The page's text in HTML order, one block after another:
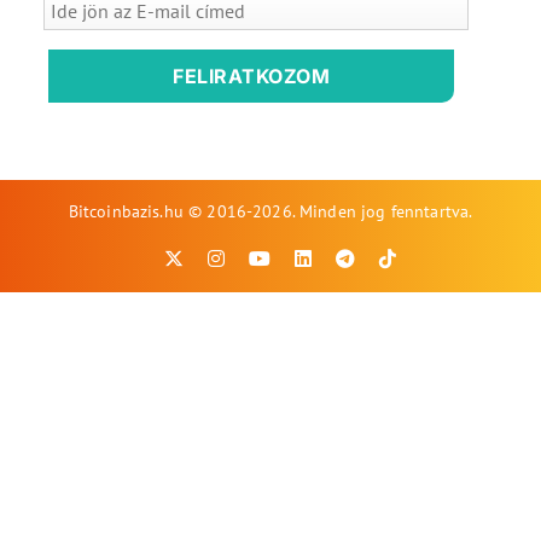
FELIRATKOZOM
Bitcoinbazis.hu © 2016-2026. Minden jog fenntartva.